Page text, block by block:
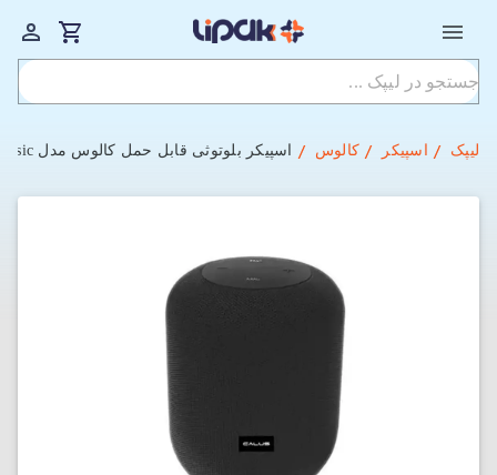
لیپک اسپیکر کالوس اسپیکر بلوتوثی قابل حمل کالوس مدل Link Music